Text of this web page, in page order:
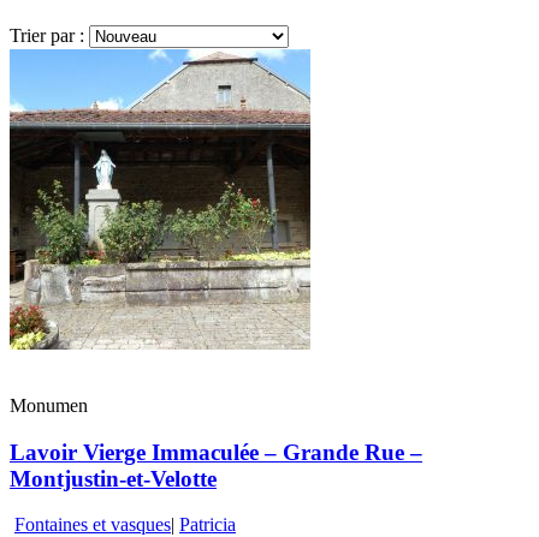
Trier par :
Monumen
Lavoir Vierge Immaculée – Grande Rue –
Montjustin-et-Velotte
Fontaines et vasques| Patricia